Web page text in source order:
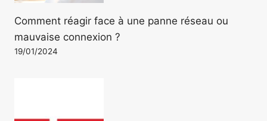
Comment réagir face à une panne réseau ou
mauvaise connexion ?
19/01/2024